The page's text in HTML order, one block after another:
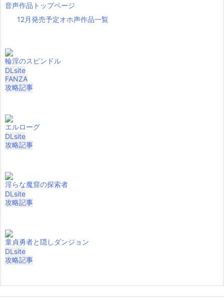
音声作品トップページ
12月発売予定オホ声作品一覧
輪淫のスピンドル
DLsite
FANZA
攻略記事
エルローグ
DLsite
攻略記事
淫らな魔窟の探索者
DLsite
攻略記事
童貞勇者と隠しダンジョン
DLsite
攻略記事